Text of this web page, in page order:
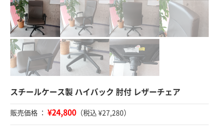
スチールケース製 ハイバック 肘付 レザーチェア
販売価格 ： ¥24,800 （税込 ¥27,280）